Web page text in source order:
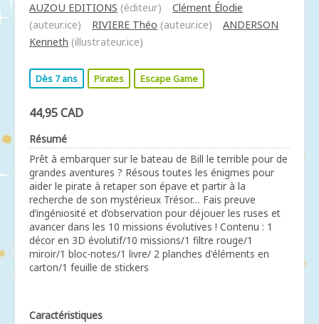
AUZOU EDITIONS (éditeur)
Clément Élodie
(auteur.ice)
RIVIERE Théo (auteur.ice)
ANDERSON
Kenneth (illustrateur.ice)
Dès 7 ans Pirates Escape Game
44,95 CAD
Résumé
Prêt à embarquer sur le bateau de Bill le terrible pour de
grandes aventures ? Résous toutes les énigmes pour
aider le pirate à retaper son épave et partir à la
recherche de son mystérieux Trésor… Fais preuve
d’ingéniosité et d’observation pour déjouer les ruses et
avancer dans les 10 missions évolutives ! Contenu : 1
décor en 3D évolutif/10 missions/1 filtre rouge/1
miroir/1 bloc-notes/1 livre/ 2 planches d'éléments en
carton/1 feuille de stickers
Caractéristiques